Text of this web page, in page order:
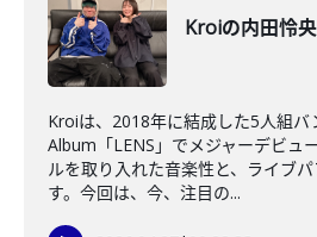
Kroiの内田怜
Kroiは、2018年に結成した5人組
Album「LENS」でメジャーデビュ
ルを取り入れた音楽性と、ライブ
す。今回は、今、注目の...